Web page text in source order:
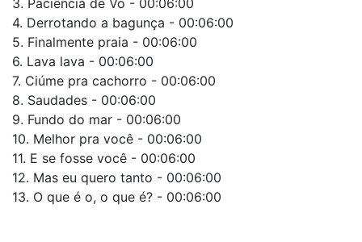
4. Derrotando a bagunça - 00:06:00
5. Finalmente praia - 00:06:00
6. Lava lava - 00:06:00
7. Ciúme pra cachorro - 00:06:00
8. Saudades - 00:06:00
9. Fundo do mar - 00:06:00
10. Melhor pra você - 00:06:00
11. E se fosse você - 00:06:00
12. Mas eu quero tanto - 00:06:00
13. O que é o, o que é? - 00:06:00